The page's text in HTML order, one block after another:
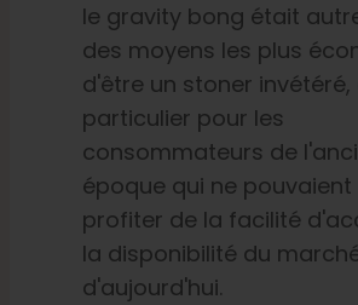
Chasse au phéno
Préserver le patrimoine
Contact
Boutique
le gravity bong était
des moyens les plus
d'être un stoner invétéré,
particulier pour les
consommateurs de
époque qui ne pouvaient
profiter de la facilité
la disponibilité du
d'aujourd'hui.